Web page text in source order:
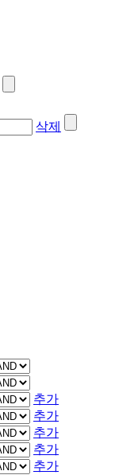
삭제
추가
추가
추가
추가
추가